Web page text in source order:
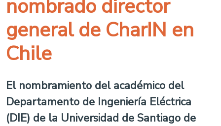
nombrado director
general de CharIN en
Chile
El nombramiento del académico del
Departamento de Ingeniería Eléctrica
(DIE) de la Universidad de Santiago de